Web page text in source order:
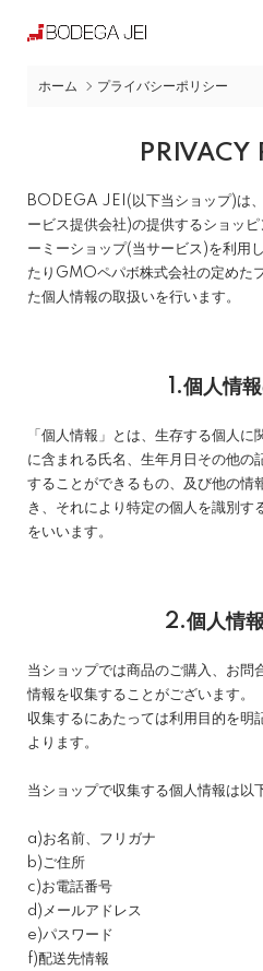
ホーム プライバシーポリシー
PRIVACY
BODEGA JEI(以下当ショップ)は、
ービス提供会社)の提供するショッ
ーミーショップ(当サービス)を利用
たりGMOペパボ株式会社の定めた
た個人情報の取扱いを行います。
1.個人情
「個人情報」とは、生存する個人
に含まれる氏名、生年月日その他の
することができるもの、及び他の情
き、それにより特定の個人を識別す
をいいます。
2.個人情
当ショップでは商品のご購入、お問
情報を収集することがございます。
収集するにあたっては利用目的を明
よります。
当ショップで収集する個人情報は以
a)お名前、フリガナ
b)ご住所
c)お電話番号
d)メールアドレス
e)パスワード
f)配送先情報